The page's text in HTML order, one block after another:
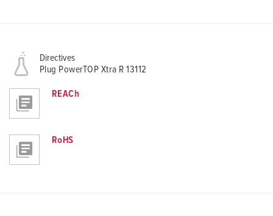
Directives
Plug PowerTOP Xtra R 13112
REACh
RoHS